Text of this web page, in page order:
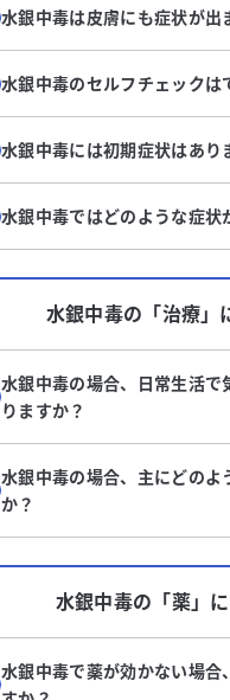
水銀中毒は皮膚にも症状が出
水銀中毒のセルフチェックは
水銀中毒には初期症状はあり
水銀中毒ではどのような症状
水銀中毒の「治療」
水銀中毒の場合、日常生活で
りますか？
水銀中毒の場合、主にどのよ
か？
水銀中毒の「薬」
水銀中毒で薬が効かない場合